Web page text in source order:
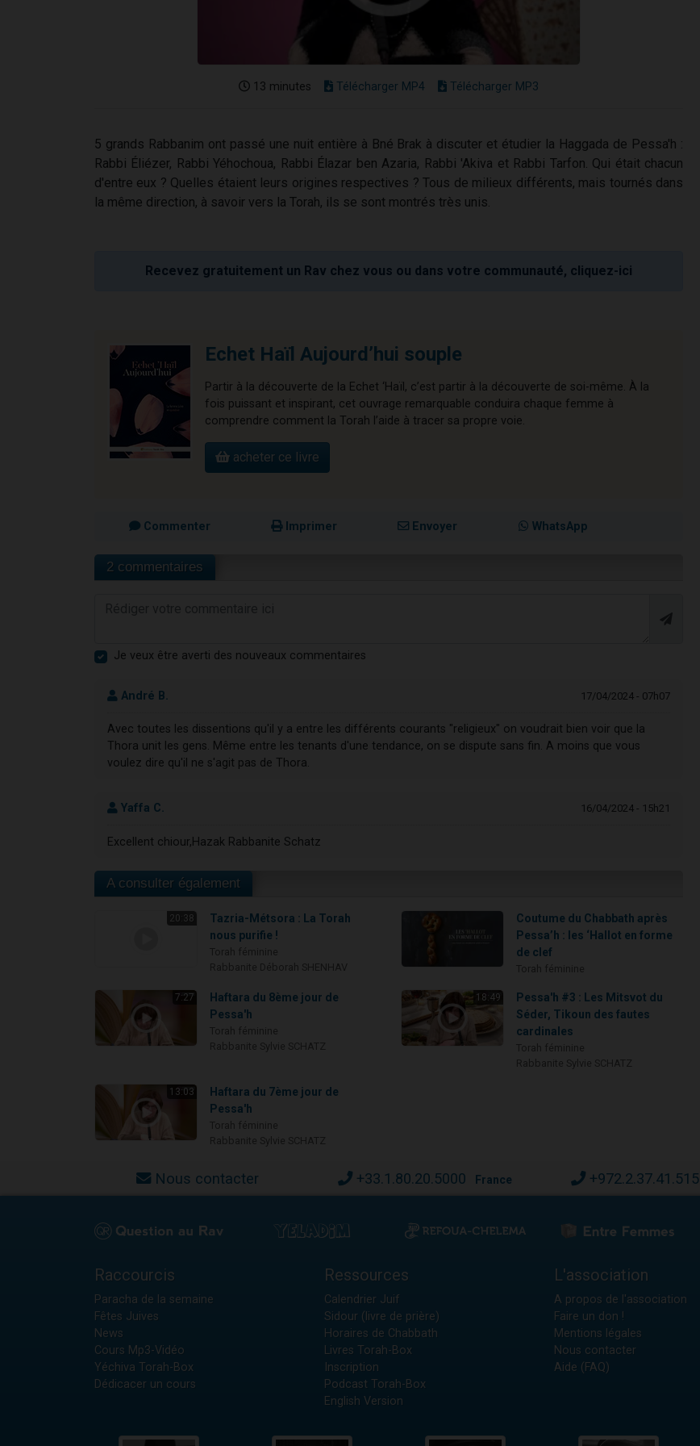
13 minutes Télécharger MP4 Télécharger MP3
5 grands Rabbanim ont passé une nuit entière à Bné Brak à discuter et étudier la Haggada de Pessa'h :
Rabbi Éliézer, Rabbi Yéhochoua, Rabbi Élazar ben Azaria, Rabbi 'Akiva et Rabbi Tarfon. Qui était chacun
d'entre eux ? Quelles étaient leurs origines respectives ? Tous de milieux différents, mais tournés dans
la même direction, à savoir vers la Torah, ils se sont montrés très unis.
Recevez gratuitement un Rav chez vous ou dans votre communauté, cliquez-ici
Echet Haïl Aujourd’hui souple
Partir à la découverte de la Echet ‘Haïl, c’est partir à la découverte de soi-même. À la
fois puissant et inspirant, cet ouvrage remarquable conduira chaque femme à
comprendre comment la Torah l’aide à tracer sa propre voie.
acheter ce livre
Commenter Imprimer Envoyer WhatsApp
2 commentaires
Je veux être averti des nouveaux commentaires
André B. 17/04/2024 - 07h07
Avec toutes les dissentions qu'il y a entre les différents courants "religieux" on voudrait bien voir que la
Thora unit les gens. Même entre les tenants d'une tendance, on se dispute sans fin. A moins que vous
voulez dire qu'il ne s'agit pas de Thora.
Yaffa C. 16/04/2024 - 15h21
Excellent chiour,Hazak Rabbanite Schatz
A consulter également
20:38
Tazria-Métsora : La Torah
nous purifie !
Coutume du Chabbath après
Pessa’h : les ‘Hallot en forme
de clef
7:27
Haftara du 8ème jour de
Pessa'h
18:49
Pessa'h #3 : Les Mitsvot du
Séder, Tikoun des fautes
cardinales
13:03
Haftara du 7ème jour de
Pessa'h
Nous contacter +33.1.80.20.5000 France +972.2.37.41.515
Raccourcis
Paracha de la semaine
Fêtes Juives
News
Cours Mp3-Vidéo
Yéchiva Torah-Box
Dédicacer un cours
Ressources
Calendrier Juif
Sidour (livre de prière)
Horaires de Chabbath
Livres Torah-Box
Inscription
Podcast Torah-Box
English Version
L'association
A propos de l'association
Faire un don !
Mentions légales
Nous contacter
Aide (FAQ)